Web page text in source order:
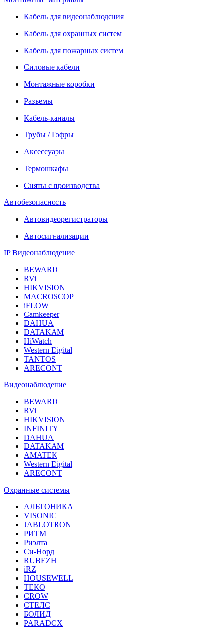
Кабель для видеонаблюдения
Кабель для охранных систем
Кабель для пожарных систем
Силовые кабели
Монтажные коробки
Разъемы
Кабель-каналы
Трубы / Гофры
Аксессуары
Термошкафы
Сняты с производства
Автобезопасность
Автовидеорегистраторы
Автосигнализации
IP Видеонаблюдение
BEWARD
RVi
HIKVISION
MACROSCOP
iFLOW
Camkeeper
DAHUA
DATAKAM
HiWatch
Western Digital
TANTOS
ARECONT
Видеонаблюдение
BEWARD
RVi
HIKVISION
INFINITY
DAHUA
DATAKAM
AMATEK
Western Digital
ARECONT
Охранные системы
АЛЬТОНИКА
VISONIC
JABLOTRON
РИТМ
Риэлта
Си-Норд
RUBEZH
iRZ
HOUSEWELL
ТЕКО
CROW
СТЕЛС
БОЛИД
PARADOX